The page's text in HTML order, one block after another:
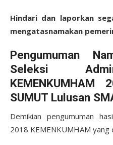
Hindari dan laporkan
mengatasnamakan
Pengumuman
Seleksi
SUMUT Lulusan
Demikian pengumuman
2018 KEMENKUMHAM yang